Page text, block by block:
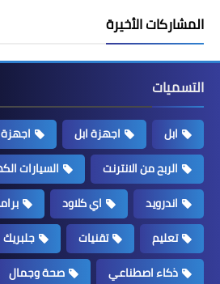
المشاركات الأخيرة
التسميات
ابل اجهزة ابل
الربح من الانترنت
السيارات
اندرويد
اي كلاود
تعليم
تقنيات
جلبريك
ذكاء اصطناعي
صحة وجمال